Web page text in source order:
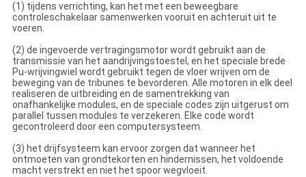
(1) tijdens verrichting, kan het met een beweegbare
controleschakelaar samenwerken vooruit en achteruit uit te
voeren.
(2) de ingevoerde vertragingsmotor wordt gebruikt aan de
transmissie van het aandrijvingstoestel, en het speciale brede
Pu-wrijvingwiel wordt gebruikt tegen de vloer wrijven om de
beweging van de tribunes te bevorderen. Alle motoren in elk deel
realiseren de uitbreiding en de samentrekking van
onafhankelijke modules, en de speciale codes zijn uitgerust om
parallel tussen modules te verzekeren. Elke code wordt
gecontroleerd door een computersysteem.
(3) het drijfsysteem kan ervoor zorgen dat wanneer het
ontmoeten van grondtekorten en hindernissen, het voldoende
macht verstrekt en niet het spoor wegvloeit.